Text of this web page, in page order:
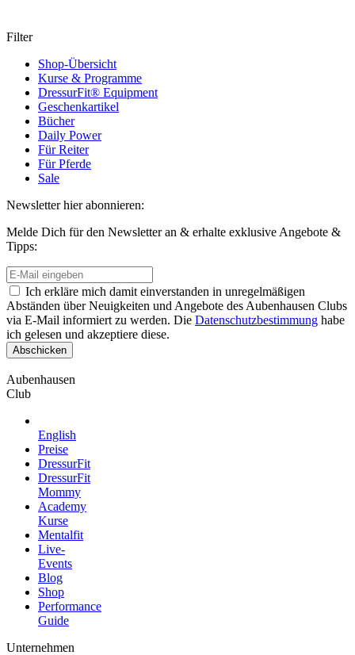
Filter
Shop-Übersicht
Kurse & Programme
DressurFit® Equipment
Geschenkartikel
Bücher
Daily Power
Für Reiter
Für Pferde
Sale
Newsletter hier abonnieren:
Melde Dich für den Newsletter an & erhalte exklusive Angebote &
Tipps:
Ich erkläre mich damit einverstanden in unregelmäßigen
Abständen über Neuigkeiten und Angebote des Aubenhausen Clubs
via E-Mail informiert zu werden. Die Datenschutzbestimmung habe
ich gelesen und akzeptiere diese.
Aubenhausen
Club
English
Preise
DressurFit
DressurFit
Mommy
Academy
Kurse
Mentalfit
Live-
Events
Blog
Shop
Performance
Guide
Unternehmen